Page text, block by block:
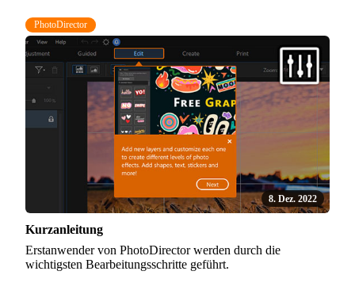
PhotoDirector
8. Dez. 2022
Kurzanleitung
Erstanwender von PhotoDirector werden durch die
wichtigsten Bearbeitungsschritte geführt.